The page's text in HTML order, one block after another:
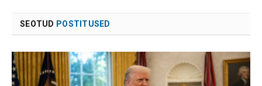
SEOTUD POSTITUSED